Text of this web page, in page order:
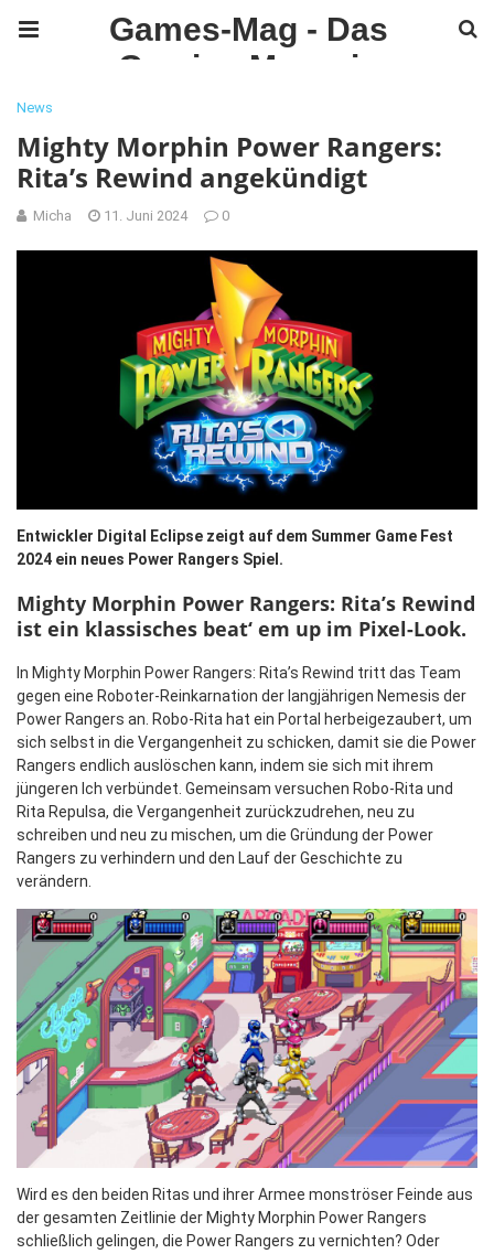
Games-Mag - Das
Gaming Magazin
News
Mighty Morphin Power Rangers:
Rita’s Rewind angekündigt
Micha 11. Juni 2024 0
Entwickler Digital Eclipse zeigt auf dem Summer Game Fest
2024 ein neues Power Rangers Spiel.
Mighty Morphin Power Rangers: Rita’s Rewind
ist ein klassisches beat‘ em up im Pixel-Look.
In Mighty Morphin Power Rangers: Rita’s Rewind tritt das Team
gegen eine Roboter-Reinkarnation der langjährigen Nemesis der
Power Rangers an. Robo-Rita hat ein Portal herbeigezaubert, um
sich selbst in die Vergangenheit zu schicken, damit sie die Power
Rangers endlich auslöschen kann, indem sie sich mit ihrem
jüngeren Ich verbündet. Gemeinsam versuchen Robo-Rita und
Rita Repulsa, die Vergangenheit zurückzudrehen, neu zu
schreiben und neu zu mischen, um die Gründung der Power
Rangers zu verhindern und den Lauf der Geschichte zu
verändern.
Wird es den beiden Ritas und ihrer Armee monströser Feinde aus
der gesamten Zeitlinie der Mighty Morphin Power Rangers
schließlich gelingen, die Power Rangers zu vernichten? Oder